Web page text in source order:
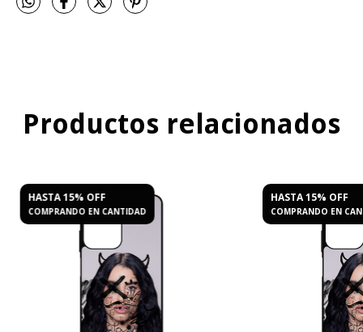
Productos relacionados
HASTA 15% OFF
COMPRANDO EN CANTIDAD
HASTA 15% OFF
COMPRANDO EN